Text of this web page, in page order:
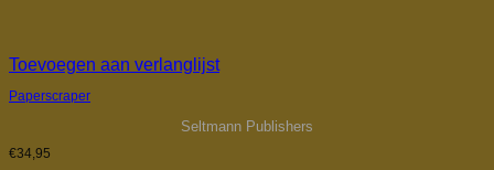
Toevoegen aan verlanglijst
Paperscraper
Seltmann Publishers
€34,95